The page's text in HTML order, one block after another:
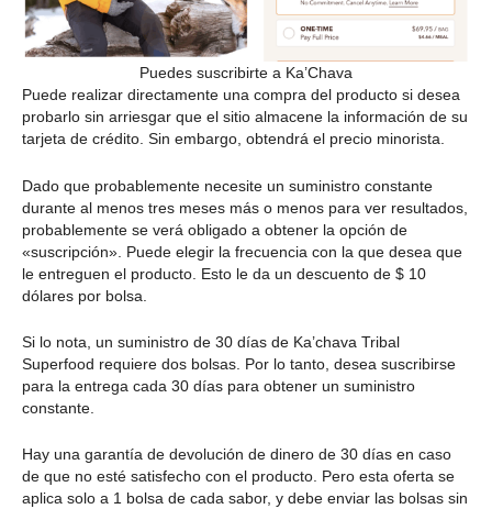
Puedes suscribirte a Ka’Chava
Puede realizar directamente una compra del producto si desea
probarlo sin arriesgar que el sitio almacene la información de su
tarjeta de crédito. Sin embargo, obtendrá el precio minorista.
Dado que probablemente necesite un suministro constante
durante al menos tres meses más o menos para ver resultados,
probablemente se verá obligado a obtener la opción de
«suscripción». Puede elegir la frecuencia con la que desea que
le entreguen el producto. Esto le da un descuento de $ 10
dólares por bolsa.
Si lo nota, un suministro de 30 días de Ka’chava Tribal
Superfood requiere dos bolsas. Por lo tanto, desea suscribirse
para la entrega cada 30 días para obtener un suministro
constante.
Hay una garantía de devolución de dinero de 30 días en caso
de que no esté satisfecho con el producto. Pero esta oferta se
aplica solo a 1 bolsa de cada sabor, y debe enviar las bolsas sin